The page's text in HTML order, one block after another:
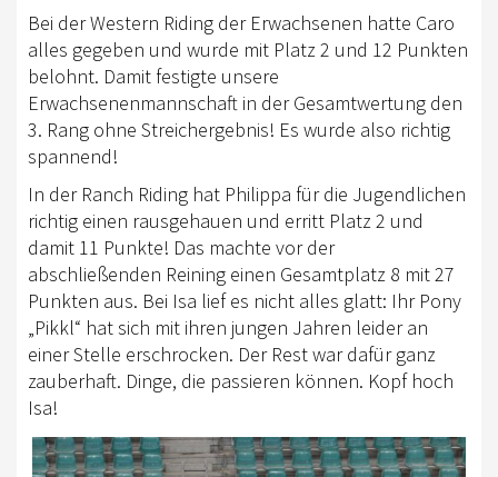
Bei der Western Riding der Erwachsenen hatte Caro
alles gegeben und wurde mit Platz 2 und 12 Punkten
belohnt. Damit festigte unsere
Erwachsenenmannschaft in der Gesamtwertung den
3. Rang ohne Streichergebnis! Es wurde also richtig
spannend!
In der Ranch Riding hat Philippa für die Jugendlichen
richtig einen rausgehauen und erritt Platz 2 und
damit 11 Punkte! Das machte vor der
abschließenden Reining einen Gesamtplatz 8 mit 27
Punkten aus. Bei Isa lief es nicht alles glatt: Ihr Pony
„Pikkl“ hat sich mit ihren jungen Jahren leider an
einer Stelle erschrocken. Der Rest war dafür ganz
zauberhaft. Dinge, die passieren können. Kopf hoch
Isa!